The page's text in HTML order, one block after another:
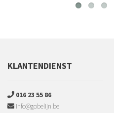
KLANTENDIENST
016 23 55 86
info@gobelijn.be